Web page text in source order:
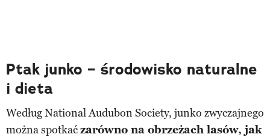
Ptak junko – środowisko naturalne
i dieta
Według National Audubon Society, junko zwyczajnego
można spotkaćzarówno na obrzeżach lasów, jak